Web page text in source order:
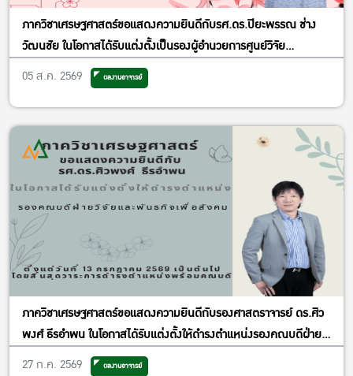
ภาควิชาเศรษฐศาสตร์ขอแสดงความยินดีกับรศ.ดร.ปิยะพรรณ ช่าง
วัฒนชัย ในโอกาสได้รับแต่งตั้งเป็นรองผู้อำนวยการศูนย์วิจัย
เศรษฐศาสตร์ประยุกต์ ฝ่ายพัฒนาคุณภาพ
05 ส.ค. 2569 ผลงานอาจารย์
ภาควิชาเศรษฐศาสตร์ขอแสดงความยินดีกับรองศาสตราจารย์ ดร.ศิว
พงศ์ ธีรอำพน ในโอกาสได้รับแต่งตั้งให้ดำรงตำแหน่งรองคณบดีฝ่าย
วิจัยและพันธกิจเพื่อสังคม
27 ก.ค. 2569 ผลงานอาจารย์